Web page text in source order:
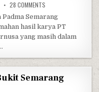
28 COMMENTS
Semarang
hasil karya PT
yang masih dalam
Semarang